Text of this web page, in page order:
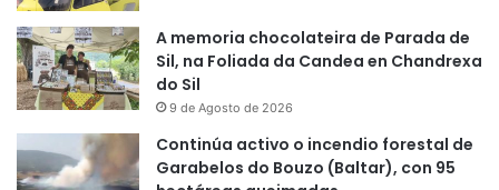
A memoria chocolateira de Parada de
Sil, na Foliada da Candea en Chandrexa
do Sil
9 de Agosto de 2026
Continúa activo o incendio forestal de
Garabelos do Bouzo (Baltar), con 95